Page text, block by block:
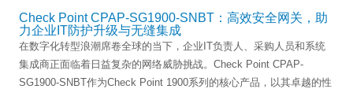
Check Point CPAP-SG1900-SNBT：高效安全网关，助
力企业IT防护升级与无缝集成
在数字化转型浪潮席卷全球的当下，企业IT负责人、采购人员和系统
集成商正面临着日益复杂的网络威胁挑战。Check Point CPAP-
SG1900-SNBT作为Check Point 1900系列的核心产品，以其卓越的性